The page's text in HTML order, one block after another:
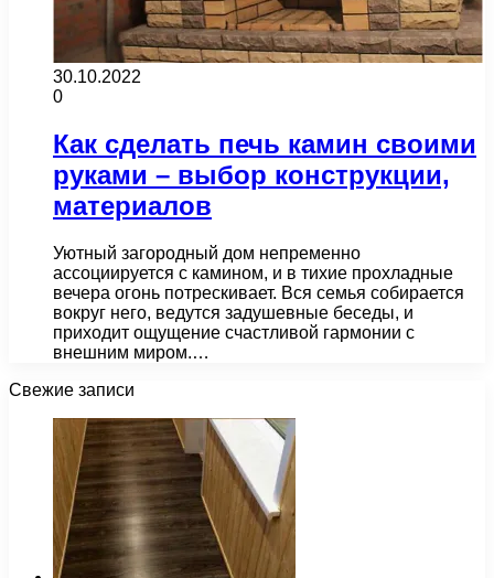
30.10.2022
0
Как сделать печь камин своими
руками – выбор конструкции,
материалов
Уютный загородный дом непременно
ассоциируется с камином, и в тихие прохладные
вечера огонь потрескивает. Вся семья собирается
вокруг него, ведутся задушевные беседы, и
приходит ощущение счастливой гармонии с
внешним миром.…
Свежие записи